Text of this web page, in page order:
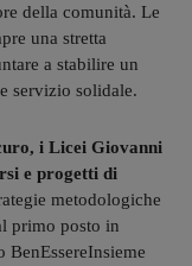
della comunità. Le
una stretta
a stabilire un
servizio solidale.
i Licei Giovanni
e progetti di
metodologiche
primo posto in